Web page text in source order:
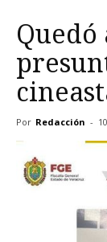
Por Redacción -